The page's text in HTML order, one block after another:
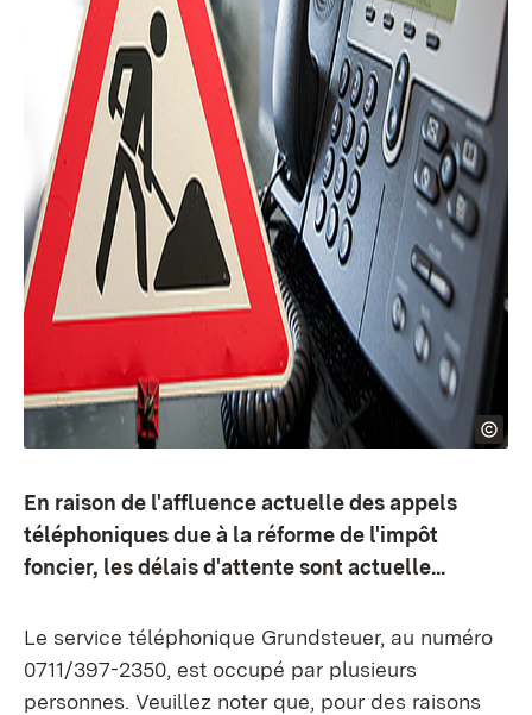
En raison de l'affluence actuelle des appels
téléphoniques due à la réforme de l'impôt
foncier, les délais d'attente sont actuelle...
Le service téléphonique Grundsteuer, au numéro
0711/397-2350, est occupé par plusieurs
personnes. Veuillez noter que, pour des raisons